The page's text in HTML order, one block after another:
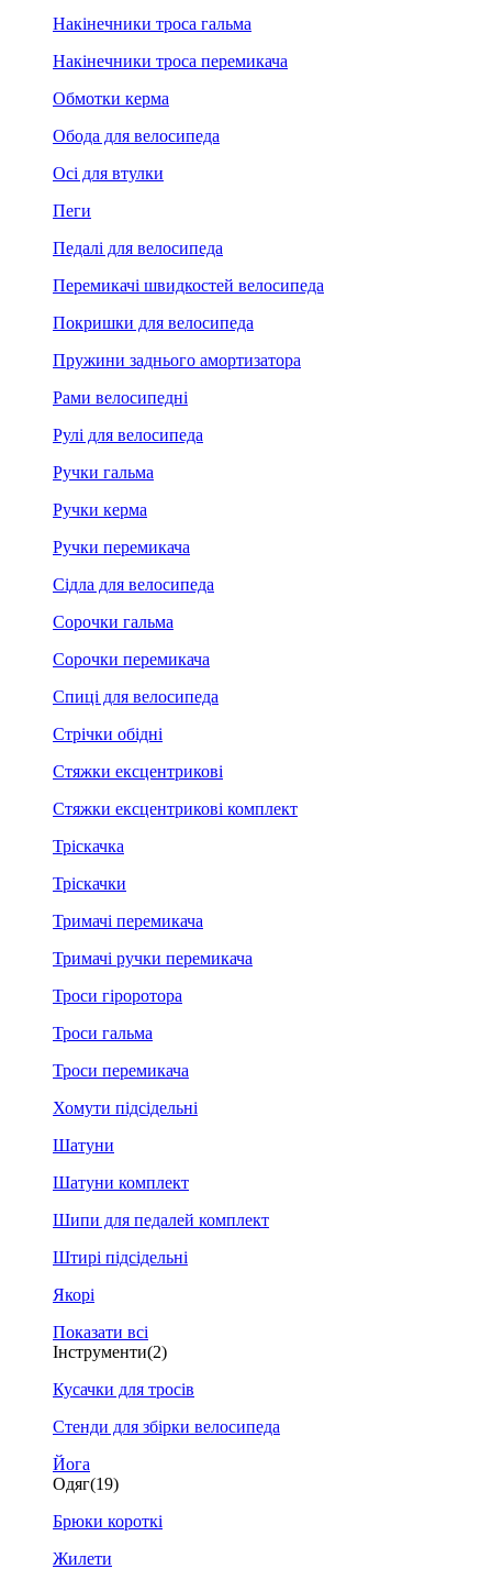
Накінечники троса гальма
Накінечники троса перемикача
Обмотки керма
Обода для велосипеда
Осі для втулки
Пеги
Педалі для велосипеда
Перемикачі швидкостей велосипеда
Покришки для велосипеда
Пружини заднього амортизатора
Рами велосипедні
Рулі для велосипеда
Ручки гальма
Ручки керма
Ручки перемикача
Сідла для велосипеда
Сорочки гальма
Сорочки перемикача
Спиці для велосипеда
Стрічки обідні
Стяжки ексцентрикові
Стяжки ексцентрикові комплект
Тріскачка
Тріскачки
Тримачі перемикача
Тримачі ручки перемикача
Троси гіроротора
Троси гальма
Троси перемикача
Хомути підсідельні
Шатуни
Шатуни комплект
Шипи для педалей комплект
Штирі підсідельні
Якорі
Показати всі
Інструменти(2)
Кусачки для тросів
Стенди для збірки велосипеда
Йога
Одяг(19)
Брюки короткі
Жилети